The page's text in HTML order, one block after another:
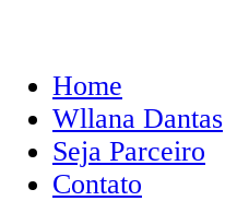
Home
Wllana Dantas
Seja Parceiro
Contato